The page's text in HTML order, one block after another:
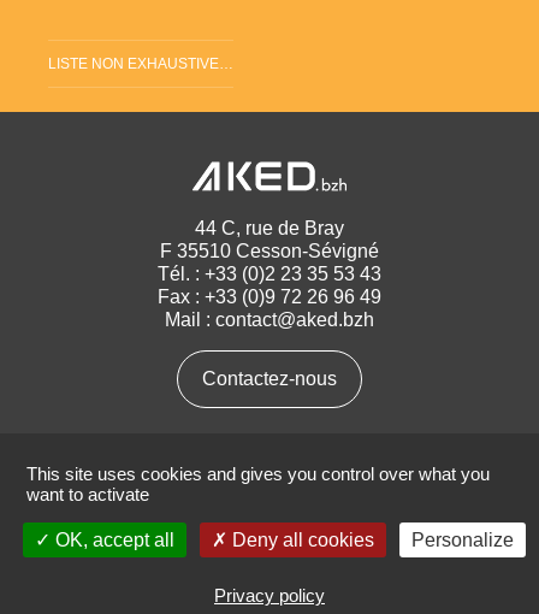
LISTE NON EXHAUSTIVE…
44 C, rue de Bray
F 35510 Cesson-Sévigné
Tél. : +33 (0)2 23 35 53 43
Fax : +33 (0)9 72 26 96 49
Mail : contact@aked.bzh
Contactez-nous
Politique de confidentialité
Réalisation
IMAGIC
This site uses cookies and gives you control over what you
want to activate
OK, accept all Deny all cookies Personalize
Privacy policy